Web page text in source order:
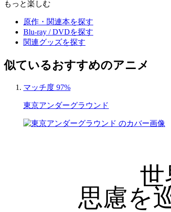
もっと楽しむ
原作・関連本を探す
Blu-ray / DVDを探す
関連グッズを探す
似ているおすすめのアニメ
マッチ度 97%
東京アンダーグラウンド
思慮を
世